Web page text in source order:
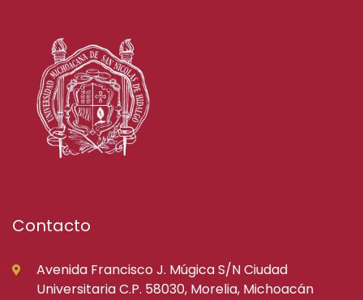
Contacto
Avenida Francisco J. Múgica S/N Ciudad
Universitaria C.P. 58030, Morelia, Michoacán